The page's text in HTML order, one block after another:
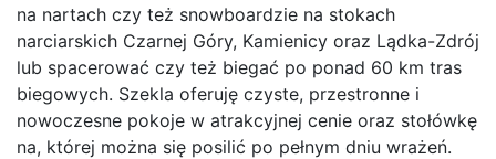
na nartach czy też snowboardzie na stokach
narciarskich Czarnej Góry, Kamienicy oraz Lądka-Zdrój
lub spacerować czy też biegać po ponad 60 km tras
biegowych. Szekla oferuję czyste, przestronne i
nowoczesne pokoje w atrakcyjnej cenie oraz stołówkę
na, której można się posilić po pełnym dniu wrażeń.